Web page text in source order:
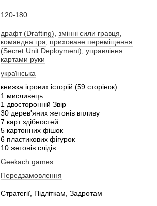
120-180
драфт (Drafting) змінні сили гравця
командна гра
приховане переміщення
(Secret Unit Deployment) управління
картами руки
українська
книжка ігрових історій (59 сторінок)
1 мисливець
1 двосторонній Звір
30 дерев'яних жетонів впливу
7 карт здібностей
5 картонних фішок
6 пластикових фігурок
10 жетонів слідів
Geekach games
Передзамовлення
Стратегії, Підліткам, Задротам